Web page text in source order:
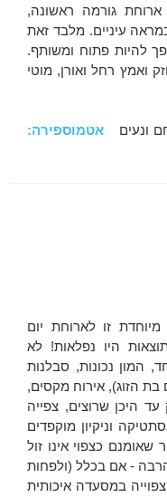
גורמה ראשונה,
עיניים. מלבד זאת
להיות פתוח ומשותף.
ואמץ רחל ואורן, מוטי
ונעים אטמוספירה:
זו לארוחת יום
היו נפלאות! לא
המון נכונות, סבלנות
בת הזוג), אירוח מקסים,
היכן שרוצים, צפייה
וניקיון מוקפדים
כצפוי אינו זול
- אם בכלל (ולפחות
במסעדה איכותית